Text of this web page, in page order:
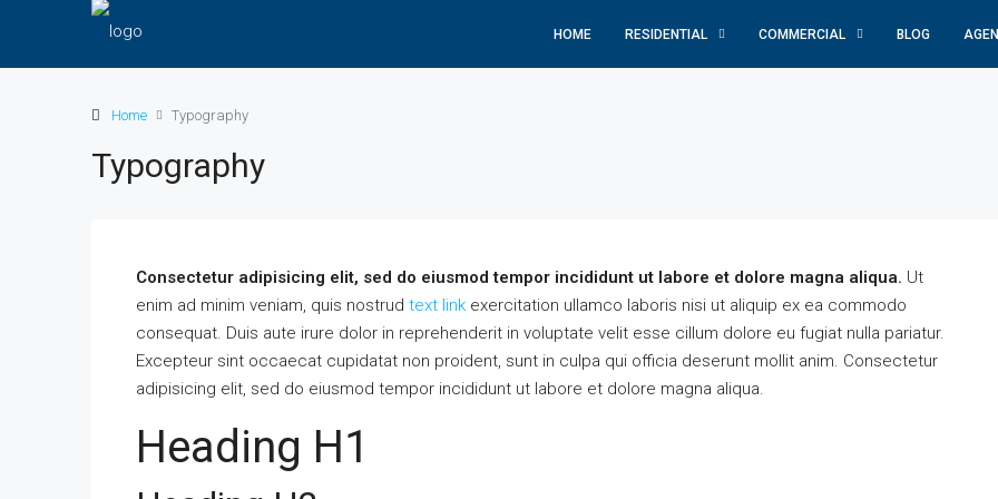
HOME RESIDENTIAL COMMERCIAL BLOG
Home Typography
Typography
Consectetur adipisicing elit, sed do eiusmod tempor incididunt ut labore et dolore magna aliqua. Ut
enim ad minim veniam, quis nostrud text link exercitation ullamco laboris nisi ut aliquip ex ea commodo
consequat. Duis aute irure dolor in reprehenderit in voluptate velit esse cillum dolore eu fugiat nulla pariatur.
Excepteur sint occaecat cupidatat non proident, sunt in culpa qui officia deserunt mollit anim. Consectetur
adipisicing elit, sed do eiusmod tempor incididunt ut labore et dolore magna aliqua.
Heading H1
FEATURED